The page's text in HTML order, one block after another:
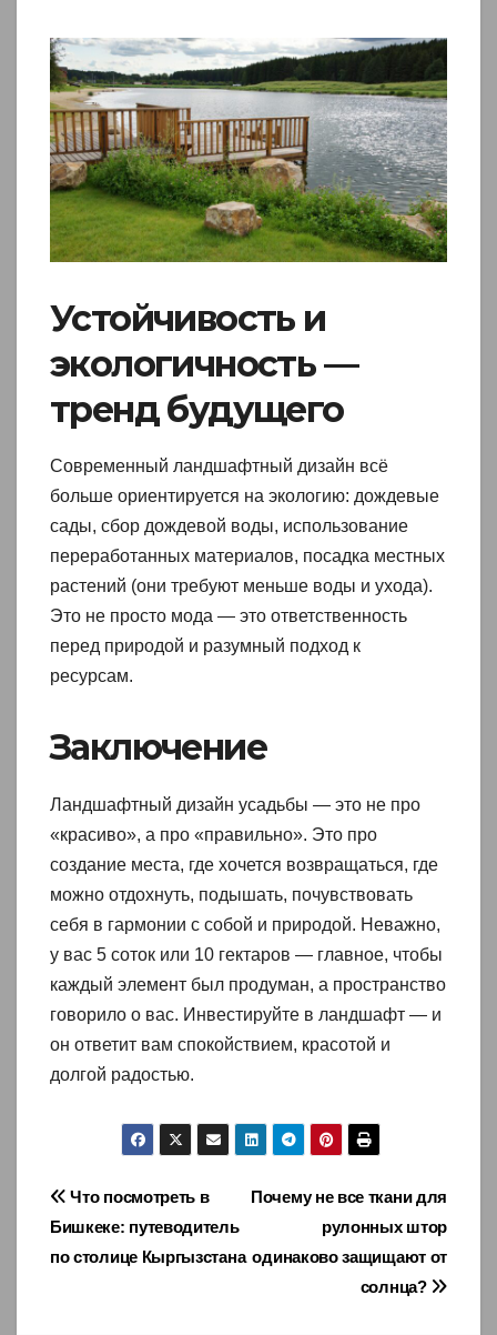
Устойчивость и
экологичность —
тренд будущего
Современный ландшафтный дизайн всё
больше ориентируется на экологию: дождевые
сады, сбор дождевой воды, использование
переработанных материалов, посадка местных
растений (они требуют меньше воды и ухода).
Это не просто мода — это ответственность
перед природой и разумный подход к
ресурсам.
Заключение
Ландшафтный дизайн усадьбы — это не про
«красиво», а про «правильно». Это про
создание места, где хочется возвращаться, где
можно отдохнуть, подышать, почувствовать
себя в гармонии с собой и природой. Неважно,
у вас 5 соток или 10 гектаров — главное, чтобы
каждый элемент был продуман, а пространство
говорило о вас. Инвестируйте в ландшафт — и
он ответит вам спокойствием, красотой и
долгой радостью.
Навигация
по
Почему не все ткани для
рулонных штор
одинаково защищают от
солнца?
Что посмотреть в
Бишкеке: путеводитель
по столице Кыргызстана